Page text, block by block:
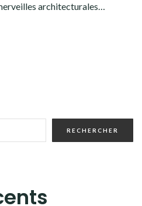
architecturales…
RECHERCHER